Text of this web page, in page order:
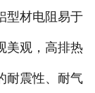
型材电阻易于
美观，高排热
耐震性、耐气